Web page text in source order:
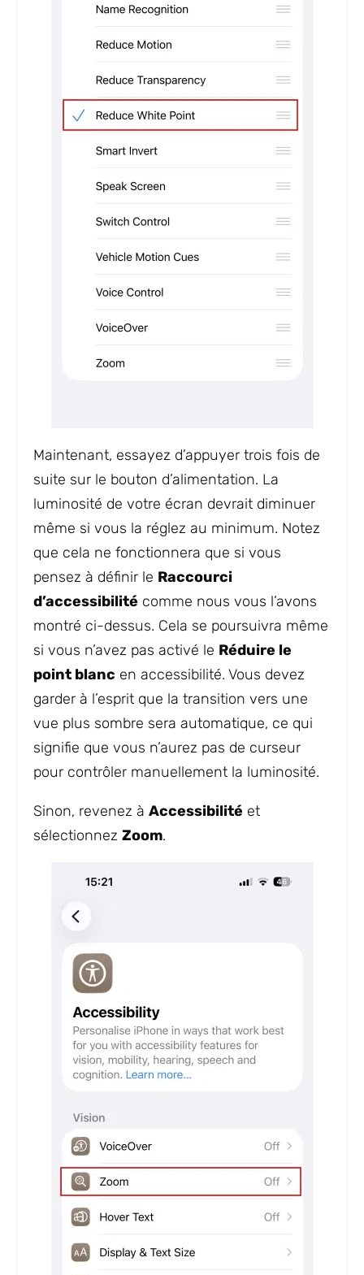
Maintenant, essayez d’appuyer trois fois de
suite sur le bouton d’alimentation. La
luminosité de votre écran devrait diminuer
même si vous la réglez au minimum. Notez
que cela ne fonctionnera que si vous
pensez à définir le Raccourci
d’accessibilité comme nous vous l’avons
montré ci-dessus. Cela se poursuivra même
si vous n’avez pas activé le Réduire le
point blanc en accessibilité. Vous devez
garder à l’esprit que la transition vers une
vue plus sombre sera automatique, ce qui
signifie que vous n’aurez pas de curseur
pour contrôler manuellement la luminosité.
Sinon, revenez à Accessibilité et
sélectionnez Zoom.